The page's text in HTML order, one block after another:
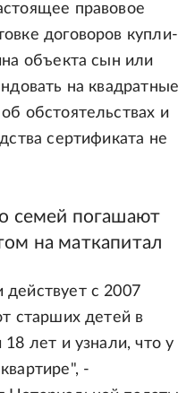
правовое
договоров купли-
объекта сын или
на квадратные
обстоятельствах и
сертификата не
семей погашают
на маткапитал
с 2007
старших детей в
лет и узнали, что у
-